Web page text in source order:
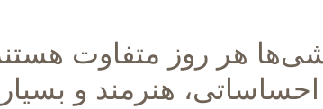
هر روز متفاوت
احساساتی، هنرمند و بسیار